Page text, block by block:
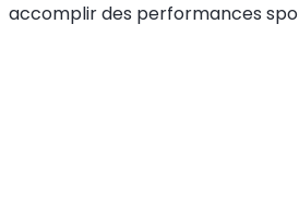
accomplir des performances